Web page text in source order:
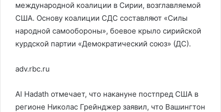
международной коалиции в Сирии, возглавляемой
США. Основу коалиции СДС составляют «Силы
народной самообороны», боевое крыло сирийской
курдской партии «Демократический союз» (ДС).
adv.rbc.ru
Al Hadath отмечает, что накануне постпред США в
регионе Николас Грейнджер заявил, что Вашингтон